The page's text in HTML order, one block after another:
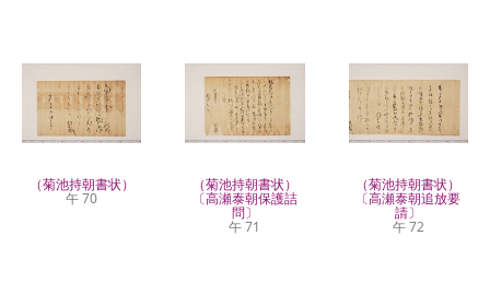
（菊池持朝書状）
午 70
（菊池持朝書状）
〔高瀬泰朝保護詰
問〕
午 71
（菊池持朝書状）
〔高瀬泰朝追放要
請〕
午 72